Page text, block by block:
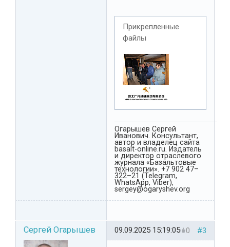
Прикрепленные
файлы
Огарышев Сергей
Иванович. Консультант,
автор и владелец сайта
basalt-online.ru. Издатель
и директор отраслевого
журнала «Базальтовые
технологии». +7 902 47–
322–21 (Telegram,
WhatsApp, Viber),
sergey@ogaryshev.org
Сергей Огарышев #3
0
09.09.2025 15:19:05